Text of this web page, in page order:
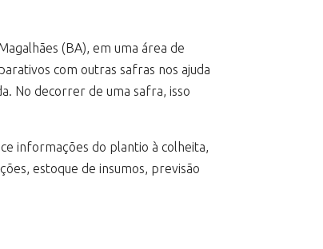
(BA), em uma área de
com outras safras nos ajuda
No decorrer de uma safra, isso
informações do plantio à colheita,
estoque de insumos, previsão